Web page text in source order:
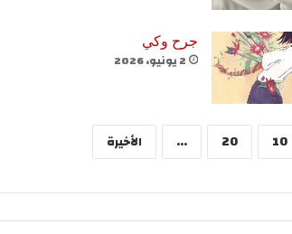
جرح وكي
2 يونيو، 2026
10
20
... الأخيرة